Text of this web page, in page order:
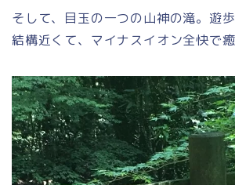
そして、目玉の一つの山神の滝。遊
結構近くて、マイナスイオン全快で癒